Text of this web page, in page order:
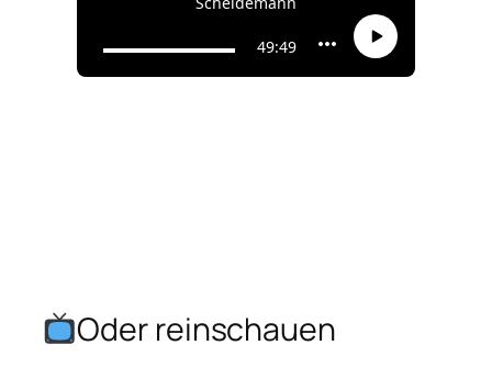
Oder reinschauen